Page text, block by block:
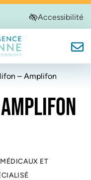
onglet)onglet)Accessibilité
Garonne
– Amplifon
ET